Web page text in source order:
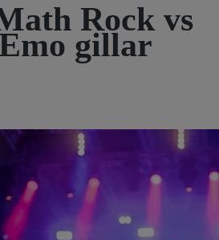
Rock vs
gillar